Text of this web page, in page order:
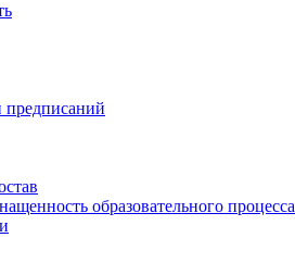
предписаний
образовательного процесса